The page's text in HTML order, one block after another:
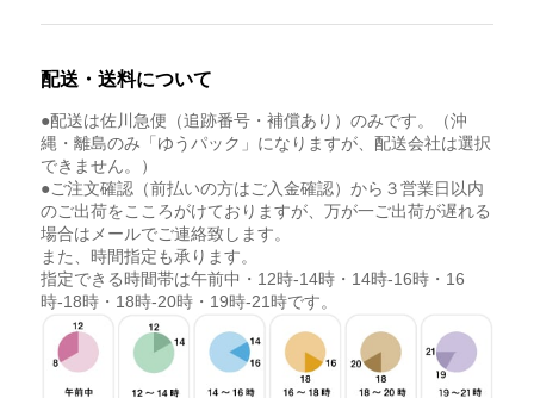
配送・送料について
●配送は佐川急便（追跡番号・補償あり）のみです。（沖
縄・離島のみ「ゆうパック」になりますが、配送会社は選択
できません。）
●ご注文確認（前払いの方はご入金確認）から３営業日以内
のご出荷をこころがけておりますが、万が一ご出荷が遅れる
場合はメールでご連絡致します。
また、時間指定も承ります。
指定できる時間帯は午前中・12時-14時・14時-16時・16
時-18時・18時-20時・19時-21時です。